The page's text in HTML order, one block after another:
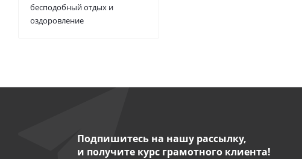
бесподобный отдых и
оздоровление
Подпишитесь на нашу рассылку,
и получите курс грамотного клиента!